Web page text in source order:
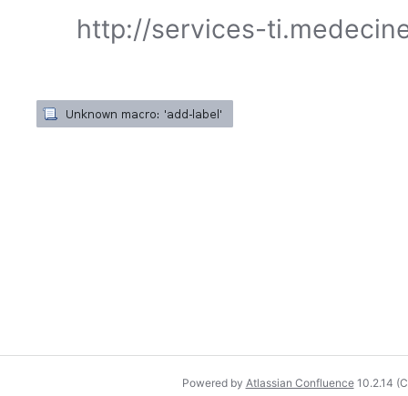
http://services-
Powered by Atlassian Confluence 10.2.14